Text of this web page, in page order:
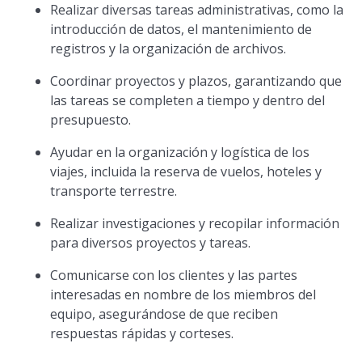
Realizar diversas tareas administrativas, como la
introducción de datos, el mantenimiento de
registros y la organización de archivos.
Coordinar proyectos y plazos, garantizando que
las tareas se completen a tiempo y dentro del
presupuesto.
Ayudar en la organización y logística de los
viajes, incluida la reserva de vuelos, hoteles y
transporte terrestre.
Realizar investigaciones y recopilar información
para diversos proyectos y tareas.
Comunicarse con los clientes y las partes
interesadas en nombre de los miembros del
equipo, asegurándose de que reciben
respuestas rápidas y corteses.